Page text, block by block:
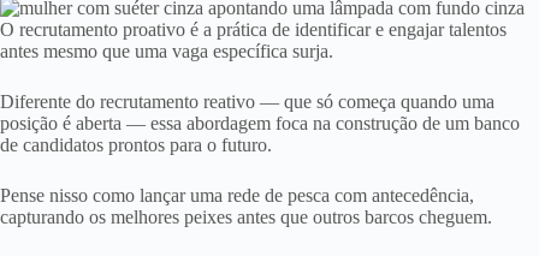
O recrutamento proativo é a prática de identificar e engajar talentos
antes mesmo que uma vaga específica surja.
Diferente do recrutamento reativo — que só começa quando uma
posição é aberta — essa abordagem foca na construção de um banco
de candidatos prontos para o futuro.
Pense nisso como lançar uma rede de pesca com antecedência,
capturando os melhores peixes antes que outros barcos cheguem.